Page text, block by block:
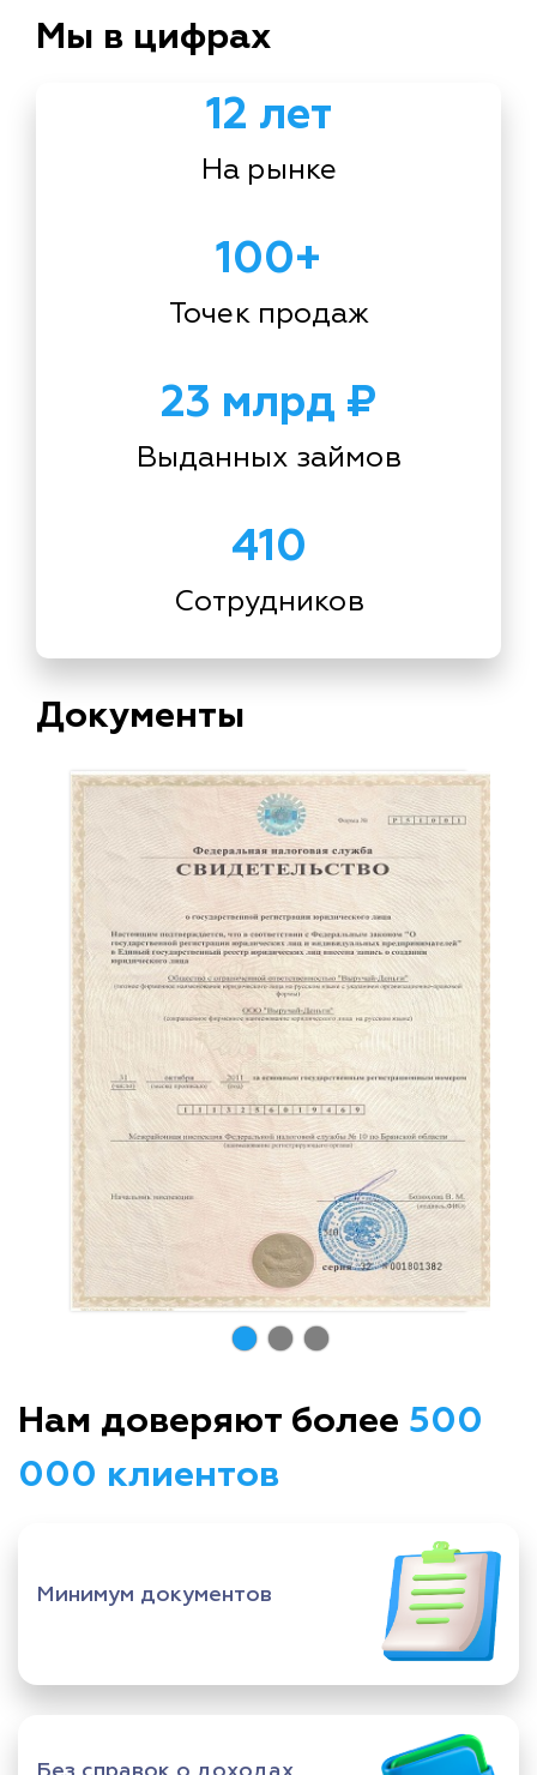
Мы в цифрах
12 лет
На рынке
100+
Точек продаж
23 млрд ₽
Выданных займов
410
Сотрудников
Документы
Нам доверяют более 500
000 клиентов
Минимум документов